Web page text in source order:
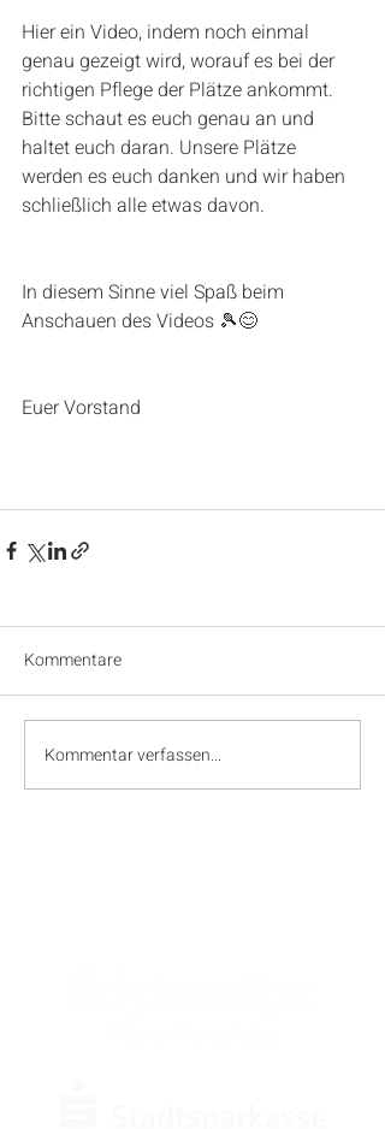
Hier ein Video, indem noch einmal
genau gezeigt wird, worauf es bei der
richtigen Pflege der Plätze ankommt.
Bitte schaut es euch genau an und
haltet euch daran. Unsere Plätze
werden es euch danken und wir haben
schließlich alle etwas davon.
In diesem Sinne viel Spaß beim
Anschauen des Videos 🎾😊
Euer Vorstand
Kommentare
Kommentar verfassen...